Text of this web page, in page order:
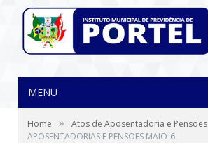
MENU
Home » Atos de Aposentadoria e Pensões
APOSENTADORIAS E PENSOES MAIO-6